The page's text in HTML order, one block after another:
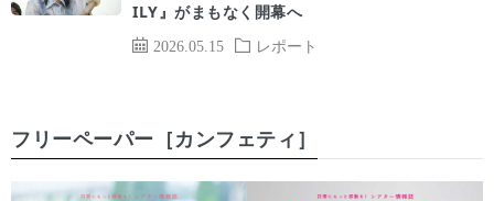
2026.05.15 レポート
ILY』がまもなく開幕へ
フリーペーパー［カンフェティ］